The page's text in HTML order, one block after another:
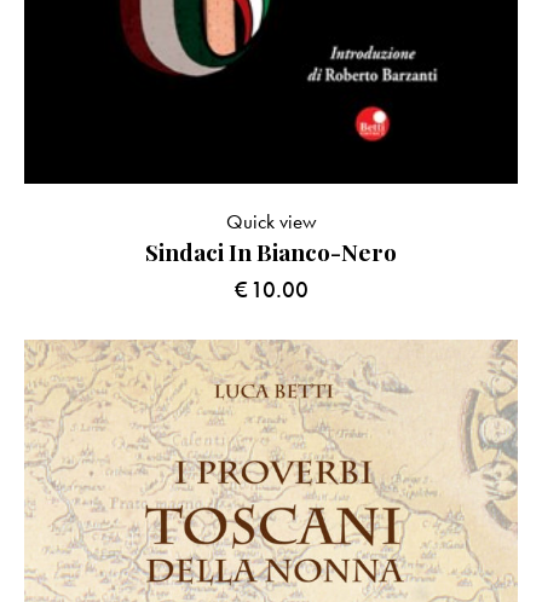
Sindaci In Bianco-Nero
€10.00
Quick view